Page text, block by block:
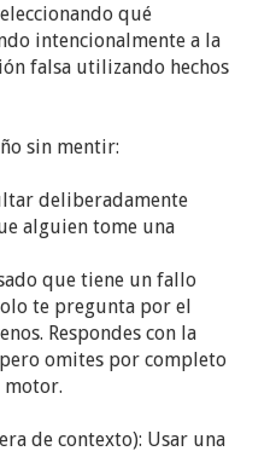
qué
intencionalmente a la
falsa utilizando hechos
sin mentir:
deliberadamente
alguien tome una
que tiene un fallo
te pregunta por el
Respondes con la
omites por completo
motor.
de contexto): Usar una